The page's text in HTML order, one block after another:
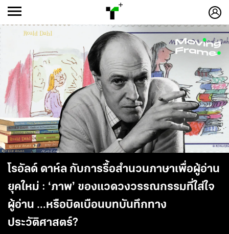
โรอัลด์ ดาห์ล กับการรื้อสำนวนภาษาเพื่อผู้อ่าน
ยุคใหม่ : ‘ภาพ’ ของแวดวงวรรณกรรมที่ใส่ใจ
ผู้อ่าน …หรือบิดเบือนบทบันทึกทาง
ประวัติศาสตร์?
-ก